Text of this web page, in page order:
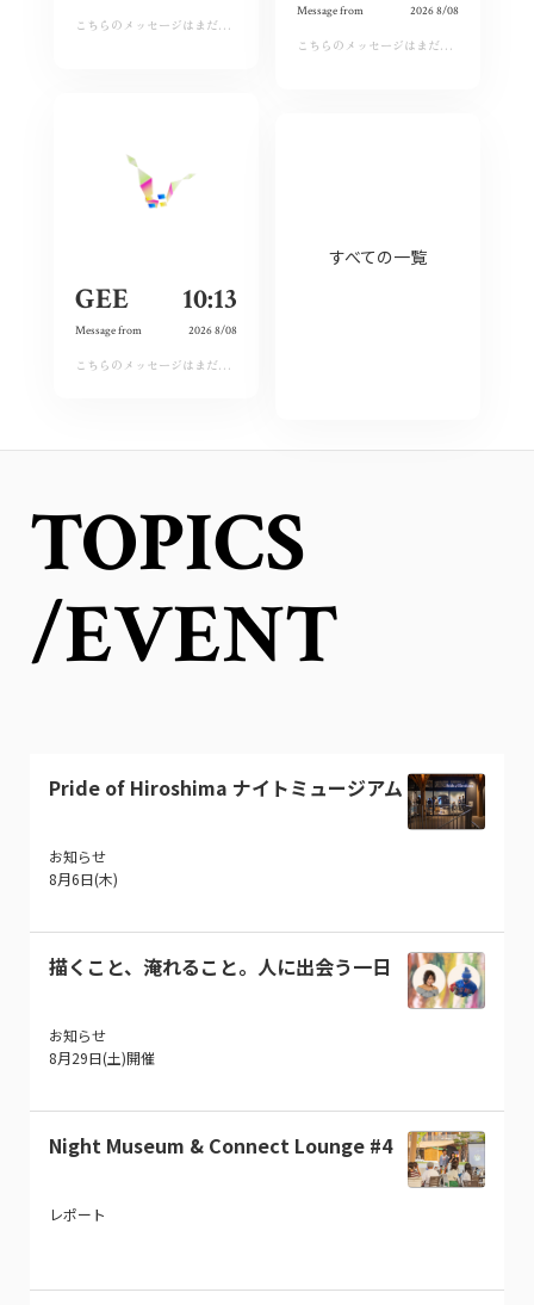
こちらのメッセージはまだ運営承認前となります。しばらくおまちください。
Message from 2026 8/08
こちらのメッセージはまだ運営承認前となります。しばらくおまちください。
GEE 10:13
Message from 2026 8/08
こちらのメッセージはまだ運営承認前となります。しばらくおまちください。
すべての一覧
TOPICS
/EVENT
Pride of Hiroshima ナイトミュージアム
お知らせ
8月6日(木)
描くこと、淹れること。人に出会う一日
お知らせ
8月29日(土)開催
Night Museum & Connect Lounge #4
レポート